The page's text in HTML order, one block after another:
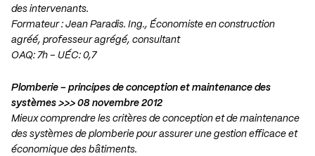
des intervenants.
Formateur : Jean Paradis. Ing., Économiste en construction
agréé, professeur agrégé, consultant
OAQ: 7h – UÉC: 0,7
Plomberie – principes de conception et maintenance des
systèmes >>> 08 novembre 2012
Mieux comprendre les critères de conception et de maintenance
des systèmes de plomberie pour assurer une gestion efficace et
économique des bâtiments.